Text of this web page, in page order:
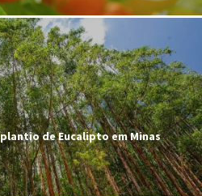
de Eucalipto em Minas